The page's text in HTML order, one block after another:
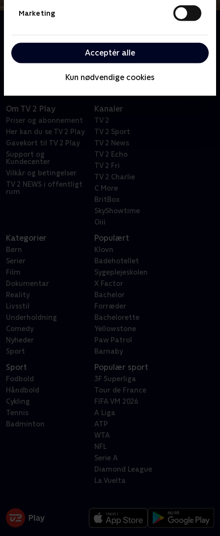
Marketing
Acceptér alle
Kun nødvendige cookies
kvinder, som alle drømmer om at finde den eneste
ene. Bliver kærlighedseventyret en dans på roser?
Om TV 2 Play
Priser og abonnement
Her kan du se TV 2 Play
Gavekort til TV 2 Play
Support og
Kundecenter
Vilkår og betingelser
TV 2 NEWS i offentligt
rum
Kanaler
TV 2
TV 2 Sport
TV 2 News
TV 2 Echo
TV 2 Fri
TV 2 Charlie
C More
BritBox
SkyShowtime
Oiii
Kategorier
Børn
Serier
Film
Dokumentar
Reality
Livsstil
Underholdning
Comedy
Nyheder
Sport
Populært
Klovn
Badehotellet
Sygeplejeskolen
X Factor
Bachelor
Forræder
Bachelorette
Yellowstone
Paw Patrol
Barnaby
Sport
Fodbold
Håndbold
Cykling
Tennis
Badminton
Populær sport
3F Superliga
Tour de France
FIFA VM 2026
A Liga
ATP
WTA
NFL
Serie A
Diamond League
La Vuelta